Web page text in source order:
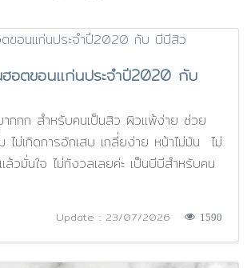
ฮอตขอนแก่นประจำปี2020 กับ
มากกก สำหรับคนเป็นสิว ผิวแพ้ง่าย ช่วย
ไม่เกิดการอักเสบ เกลี่ยง่าย หน้าไม่มัน ไม่
วมั่นใจ ไม่กังวลเลยค่ะ เป็นบีบีสำหรับคน
Update : 23/07/2026 1590